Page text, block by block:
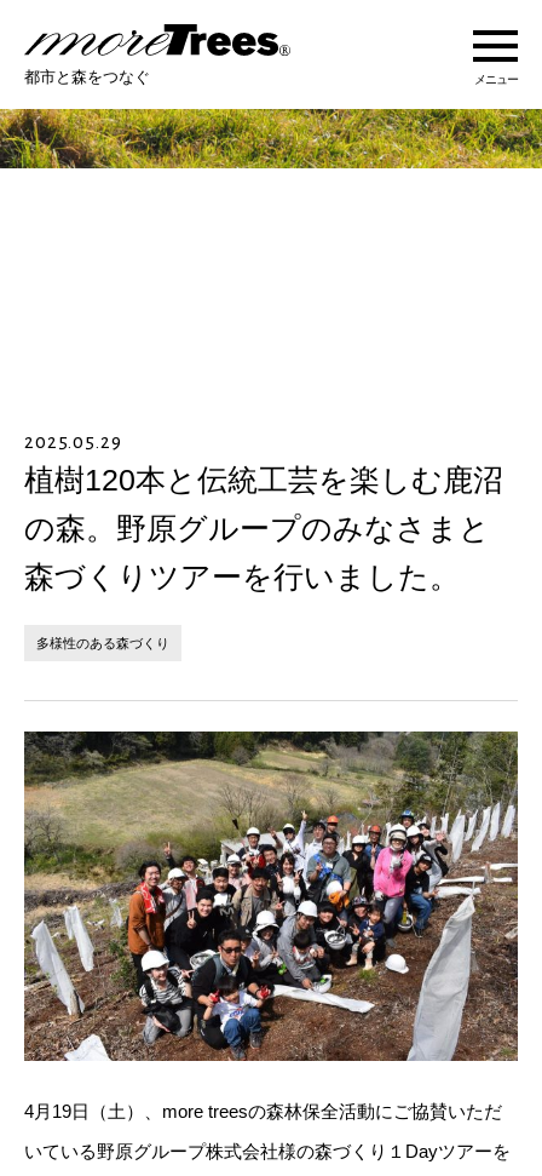
more trees
都市と森をつなぐ メニュー
more treesについて
あなたにできること
法人の方へ 個人の方へ
JP EN
2025.05.29
植樹120本と伝統工芸を楽しむ鹿沼
の森。野原グループのみなさまと
森づくりツアーを行いました。
多様性のある森づくり
4月19日（土）、more treesの森林保全活動にご協賛いただ
いている野原グループ株式会社様の森づくり１Dayツアーを